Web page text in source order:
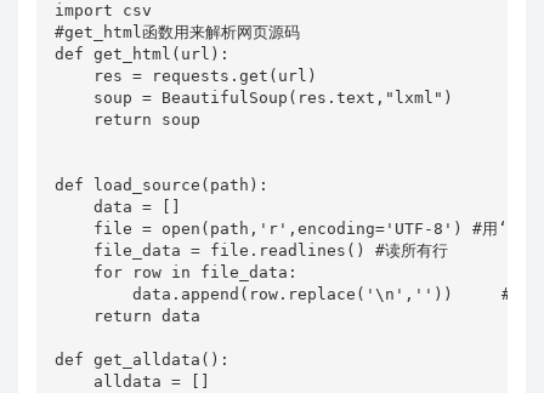
import csv
#get_html函数用来解析网页源码
def get_html(url):
    res = requests.get(url)
    soup = BeautifulSoup(res.text,"lxml")
    return soup
def load_source(path):
    data = []
file = open(path,'r',encoding='UTF-8') #用‘UTF-
    file_data = file.readlines() #读所有行
    for row in file_data:
data.append(row.replace('\n',''))     #循环读
    return data
def get_alldata():
    alldata = []